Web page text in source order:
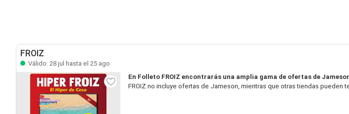
FROIZ
Válido: 28 jul hasta el 25 ago
En Folleto FROIZ encontrarás una amplia gama de ofertas de
FROIZ no incluye ofertas de Jameson, mientras que otras tiendas pueden